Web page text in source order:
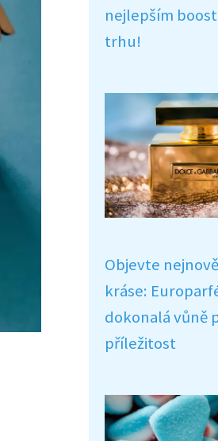
nejlepším
trhu!
Objevte
kráse:
dokonalá vůně
příležitost